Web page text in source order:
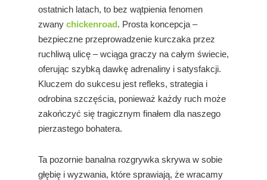
ostatnich latach, to bez wątpienia fenomen
zwany chickenroad. Prosta koncepcja –
bezpieczne przeprowadzenie kurczaka przez
ruchliwą ulicę – wciąga graczy na całym świecie,
oferując szybką dawkę adrenaliny i satysfakcji.
Kluczem do sukcesu jest refleks, strategia i
odrobina szczęścia, ponieważ każdy ruch może
zakończyć się tragicznym finałem dla naszego
pierzastego bohatera.
Ta pozornie banalna rozgrywka skrywa w sobie
głębię i wyzwania, które sprawiają, że wracamy